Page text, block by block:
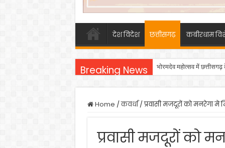
देश विदेश छत्तीसगढ़ कबीरधाम
Breaking News भोरमदेव महोत्सव में
Home /कवर्धा/प्रवासी मजदूरों को मनरेगा मे
प्रवासी मजदूरों को